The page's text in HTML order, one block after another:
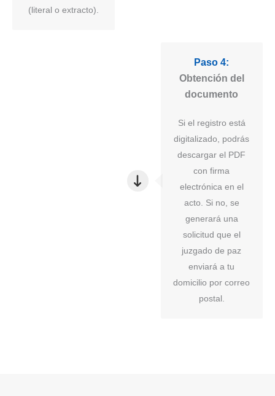
(literal o extracto).
Paso 4:
Obtención del
documento
Si el registro está
digitalizado, podrás
descargar el PDF
con firma
electrónica en el
acto. Si no, se
generará una
solicitud que el
juzgado de paz
enviará a tu
domicilio por correo
postal.